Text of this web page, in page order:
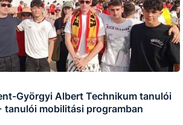
Györgyi Albert Technikum tanulói
tanulói mobilitási programban